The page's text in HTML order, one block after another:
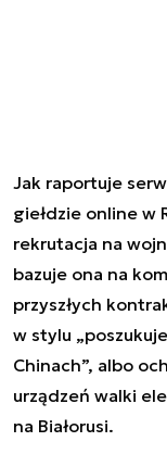
Jak raportuje
giełdzie online w
rekrutacja na
bazuje ona na
przyszłych
w stylu
Chinach”, albo
urządzeń walki
na Białorusi.